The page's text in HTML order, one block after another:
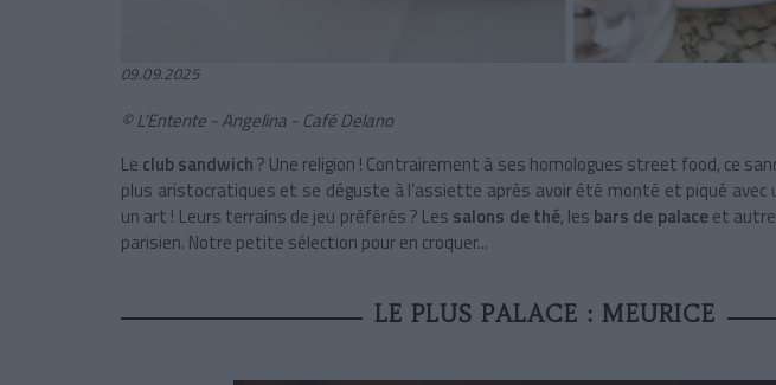
09.09.2025
© L'Entente - Angelina - Café Delano
Le club sandwich? Une religion ! Contrairement à ses homologues street food, ce
plus aristocratiques et se déguste à l’assiette après avoir été monté et piqué avec
un art ! Leurs terrains de jeu préférés ? Les salons de thé, les bars de palaceet
parisien. Notre petite sélection pour en croquer...
LE PLUS PALACE : MEURICE